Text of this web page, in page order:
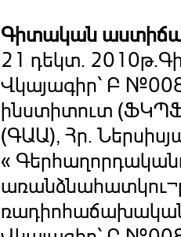
Գիտական
21 դեկտ.
Վկայագիր՝ Բ
ինստիտուտ
(ԳԱԱ), Հր.
«